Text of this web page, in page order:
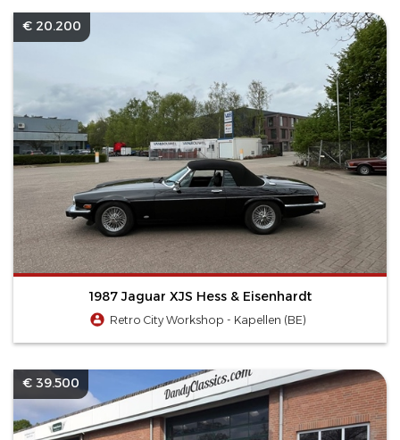
€ 20.200
1987 Jaguar XJS Hess & Eisenhardt
Retro City Workshop - Kapellen (BE)
€ 39.500